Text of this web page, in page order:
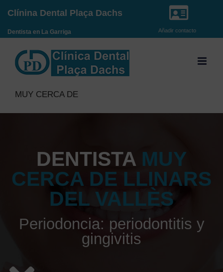
Saltar
Clínina Dental Plaça Dachs
Dentista en La Garriga Añadir contacto
MUY CERCA DE
DENTISTA MUY
CERCA DE LLINARS
DEL VALLÈS
Periodoncia: periodontitis y
gingivitis